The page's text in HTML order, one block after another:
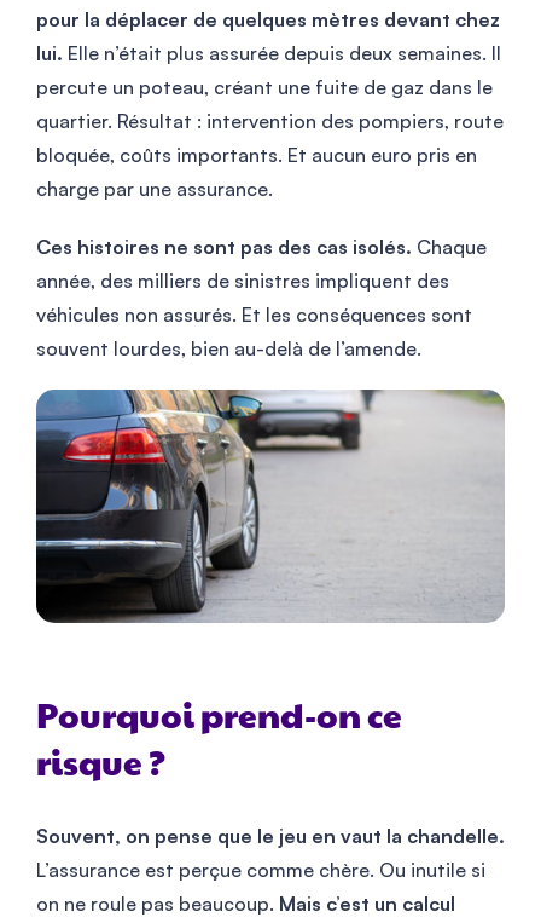
pour la déplacer de quelques mètres devant chez
lui. Elle n’était plus assurée depuis deux semaines. Il
percute un poteau, créant une fuite de gaz dans le
quartier. Résultat : intervention des pompiers, route
bloquée, coûts importants. Et aucun euro pris en
charge par une assurance.
Ces histoires ne sont pas des cas isolés. Chaque
année, des milliers de sinistres impliquent des
véhicules non assurés. Et les conséquences sont
souvent lourdes, bien au-delà de l’amende.
Pourquoi prend-on ce
risque ?
Souvent, on pense que le jeu en vaut la chandelle.
L’assurance est perçue comme chère. Ou inutile si
on ne roule pas beaucoup. Mais c’est un calcul